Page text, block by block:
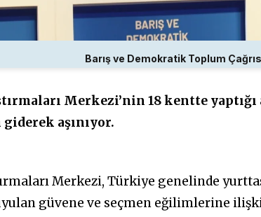
Barış ve Demokratik Toplum
Merkezi’nin 18 kentte
aşınıyor.
Merkezi, Türkiye genelinde
güvene ve seçmen eğilimlerine